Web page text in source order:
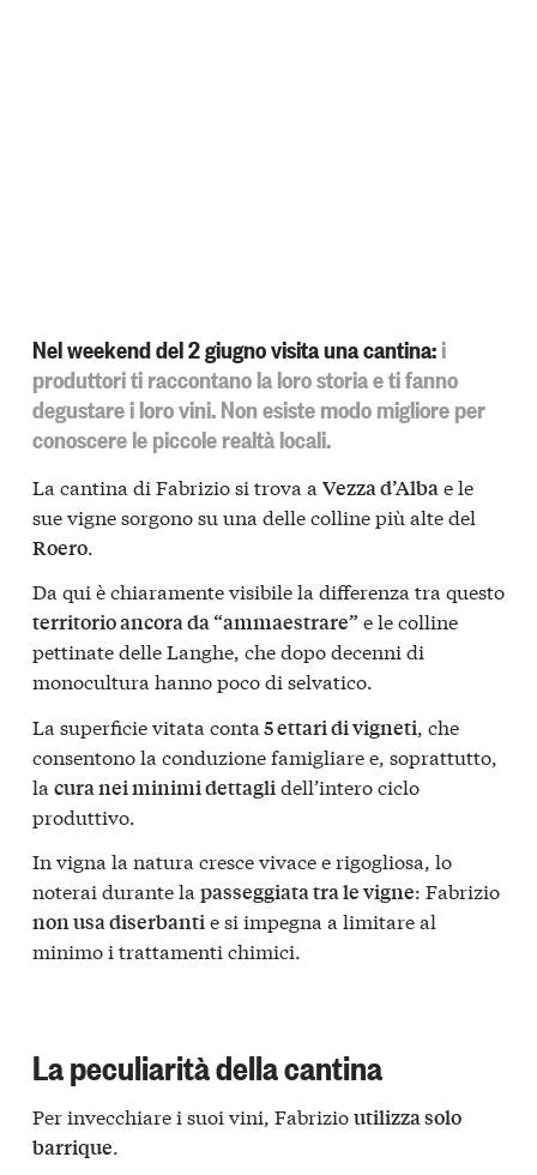
Nel weekend del 2 giugno visita una cantina:i
produttori ti raccontano la loro storia e ti fanno
degustare i loro vini. Non esiste modo migliore per
conoscere le piccole realtà locali.
La cantina di Fabrizio si trova a Vezza d’Albae le
sue vigne sorgono su una delle colline più alte del
Roero.
Da qui è chiaramente visibile la differenza tra questo
territorio ancora da “ammaestrare” e le colline
pettinate delle Langhe, che dopo decenni di
monocultura hanno poco di selvatico.
La superficie vitata conta 5 ettari di vigneti, che
consentono la conduzione famigliare e, soprattutto,
la cura nei minimi dettaglidell’intero ciclo
produttivo.
In vigna la natura cresce vivace e rigogliosa, lo
noterai durante la passeggiata tra le vigne: Fabrizio
non usa diserbantie si impegna a limitare al
minimo i trattamenti chimici.
La peculiarità della cantina
Per invecchiare i suoi vini, Fabrizioutilizza solo
barrique.